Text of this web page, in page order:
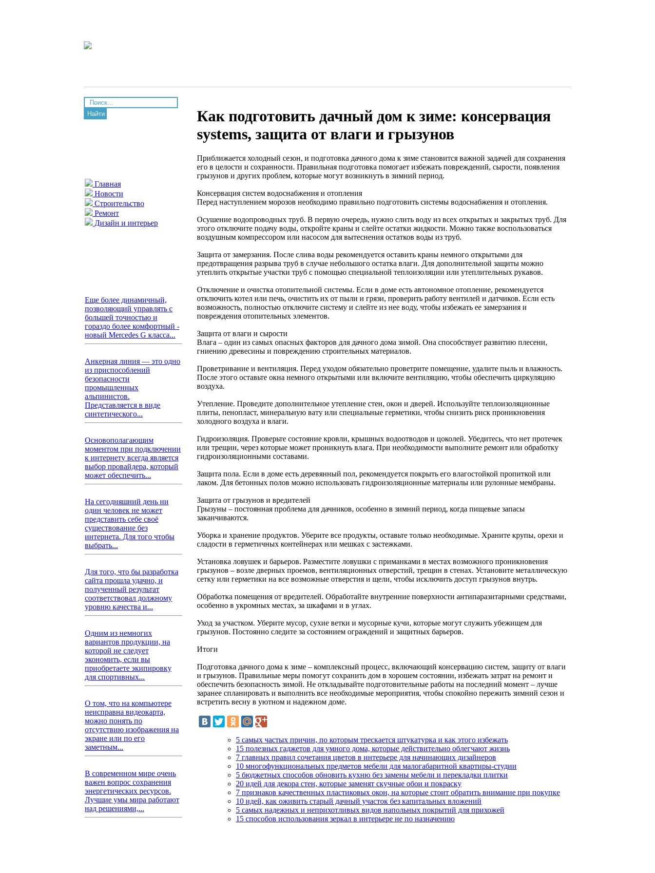
Найти
Главная
Новости
Строительство
Ремонт
Дизайн и интерьер
Еще более динамичный,
позволяющий управлять с
большей точностью и
гораздо более комфортный -
новый Mercedes G класса...
Анкерная линия — это одно
из приспособлений
безопасности
промышленных
альпинистов.
Представляется в виде
синтетического...
Основополагающим
моментом при подключении
к интернету всегда является
выбор провайдера, который
может обеспечить...
На сегодняшний день ни
один человек не может
представить себе своё
существование без
интернета. Для того чтобы
выбрать...
Для того, что бы разработка
сайта прошла удачно, и
полученный результат
соответствовал должному
уровню качества и...
Одним из немногих
вариантов продукции, на
которой не следует
экономить, если вы
приобретаете экипировку
для спортивных...
О том, что на компьютере
неисправна видеокарта,
можно понять по
отсутствию изображения на
экране или по его
заметным...
В современном мире очень
важен вопрос сохранения
энергетических ресурсов.
Лучшие умы мира работают
над решениями,...
Как подготовить дачный дом к зиме: консервация
systems, защита от влаги и грызунов
Приближается холодный сезон, и подготовка дачного дома к зиме становится важной задачей для сохранения
его в целости и сохранности. Правильная подготовка помогает избежать повреждений, сырости, появления
грызунов и других проблем, которые могут возникнуть в зимний период.
Консервация систем водоснабжения и отопления
Перед наступлением морозов необходимо правильно подготовить системы водоснабжения и отопления.
Осушение водопроводных труб. В первую очередь, нужно слить воду из всех открытых и закрытых труб. Для
этого отключите подачу воды, откройте краны и слейте остатки жидкости. Можно также воспользоваться
воздушным компрессором или насосом для вытеснения остатков воды из труб.
Защита от замерзания. После слива воды рекомендуется оставить краны немного открытыми для
предотвращения разрыва труб в случае небольшого остатка влаги. Для дополнительной защиты можно
утеплить открытые участки труб с помощью специальной теплоизоляции или утеплительных рукавов.
Отключение и очистка отопительной системы. Если в доме есть автономное отопление, рекомендуется
отключить котел или печь, очистить их от пыли и грязи, проверить работу вентилей и датчиков. Если есть
возможность, полностью отключите систему и слейте из нее воду, чтобы избежать ее замерзания и
повреждения отопительных элементов.
Защита от влаги и сырости
Влага – один из самых опасных факторов для дачного дома зимой. Она способствует развитию плесени,
гниению древесины и повреждению строительных материалов.
Проветривание и вентиляция. Перед уходом обязательно проветрите помещение, удалите пыль и влажность.
После этого оставьте окна немного открытыми или включите вентиляцию, чтобы обеспечить циркуляцию
воздуха.
Утепление. Проведите дополнительное утепление стен, окон и дверей. Используйте теплоизоляционные
плиты, пенопласт, минеральную вату или специальные герметики, чтобы снизить риск проникновения
холодного воздуха и влаги.
Гидроизоляция. Проверьте состояние кровли, крышных водоотводов и цоколей. Убедитесь, что нет протечек
или трещин, через которые может проникнуть влага. При необходимости выполните ремонт или обработку
гидроизоляционными составами.
Защита пола. Если в доме есть деревянный пол, рекомендуется покрыть его влагостойкой пропиткой или
лаком. Для бетонных полов можно использовать гидроизоляционные материалы или рулонные мембраны.
Защита от грызунов и вредителей
Грызуны – постоянная проблема для дачников, особенно в зимний период, когда пищевые запасы
заканчиваются.
Уборка и хранение продуктов. Уберите все продукты, оставьте только необходимые. Храните крупы, орехи и
сладости в герметичных контейнерах или мешках с застежками.
Установка ловушек и барьеров. Разместите ловушки с приманками в местах возможного проникновения
грызунов – возле дверных проемов, вентиляционных отверстий, трещин в стенах. Установите металлическую
сетку или герметики на все возможные отверстия и щели, чтобы исключить доступ грызунов внутрь.
Обработка помещения от вредителей. Обработайте внутренние поверхности антипаразитарными средствами,
особенно в укромных местах, за шкафами и в углах.
Уход за участком. Уберите мусор, сухие ветки и мусорные кучи, которые могут служить убежищем для
грызунов. Постоянно следите за состоянием ограждений и защитных барьеров.
Итоги
Подготовка дачного дома к зиме – комплексный процесс, включающий консервацию систем, защиту от влаги
и грызунов. Правильные меры помогут сохранить дом в хорошем состоянии, избежать затрат на ремонт и
обеспечить безопасность зимой. Не откладывайте подготовительные работы на последний момент – лучше
заранее спланировать и выполнить все необходимые мероприятия, чтобы спокойно пережить зимний сезон и
встретить весну в уютном и надежном доме.
5 самых частых причин, по которым трескается штукатурка и как этого избежать
15 полезных гаджетов для умного дома, которые действительно облегчают жизнь
7 главных правил сочетания цветов в интерьере для начинающих дизайнеров
10 многофункциональных предметов мебели для малогабаритной квартиры-студии
5 бюджетных способов обновить кухню без замены мебели и перекладки плитки
20 идей для декора стен, которые заменят скучные обои и покраску
7 признаков качественных пластиковых окон, на которые стоит обратить внимание при покупке
10 идей, как оживить старый дачный участок без капитальных вложений
5 самых надежных и неприхотливых видов напольных покрытий для прихожей
15 способов использования зеркал в интерьере не по назначению